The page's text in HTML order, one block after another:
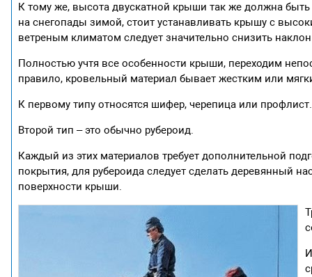
К тому же, высота двускатной крыши так же должна
на снегопады зимой, стоит устанавливать крышу с
ветреным климатом следует значительно снизить наклон
Полностью учтя все особенности крыши, переходим
правило, кровельный материал бывает жестким или
К первому типу относятся шифер, черепица или профлист.
Второй тип – это обычно рубероид.
Каждый из этих материалов требует дополнительной
покрытия, для рубероида следует сделать деревянный
поверхности крыши.